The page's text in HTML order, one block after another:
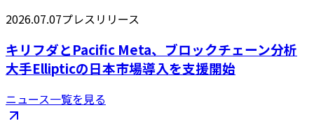
2026.07.07プレスリリース
キリフダとPacific Meta、ブロックチェーン分析
大手Ellipticの日本市場導入を支援開始
ニュース一覧を見る